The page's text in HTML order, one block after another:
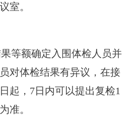
室。
等额确定入围体检人员并
对体检结果有异议，在接
起， 7日内可以提出复检1
准。